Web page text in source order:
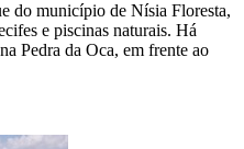
do município de Nísia Floresta,
e piscinas naturais. Há
Pedra da Oca, em frente ao